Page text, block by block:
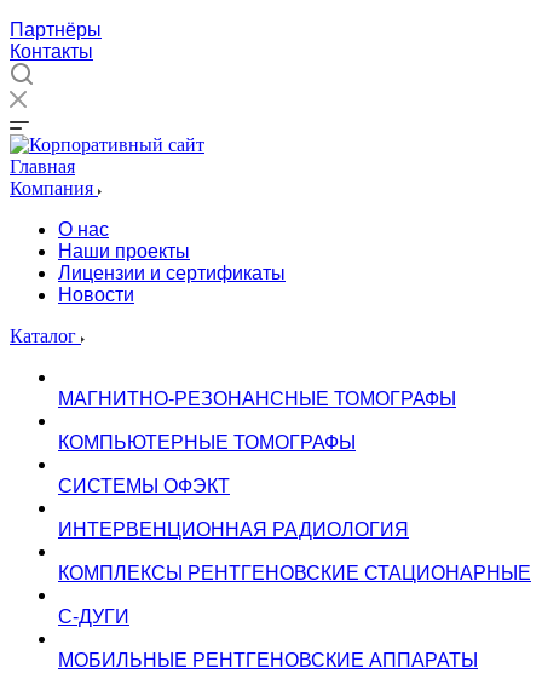
Партнёры
Контакты
Главная
Компания
О нас
Наши проекты
Лицензии и сертификаты
Новости
Каталог
МАГНИТНО-РЕЗОНАНСНЫЕ ТОМОГРАФЫ
КОМПЬЮТЕРНЫЕ ТОМОГРАФЫ
СИСТЕМЫ ОФЭКТ
ИНТЕРВЕНЦИОННАЯ РАДИОЛОГИЯ
КОМПЛЕКСЫ РЕНТГЕНОВСКИЕ СТАЦИОНАРНЫЕ
С-ДУГИ
МОБИЛЬНЫЕ РЕНТГЕНОВСКИЕ АППАРАТЫ